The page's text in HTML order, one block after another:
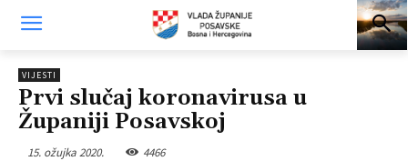
VIJESTI
Prvi slučaj koronavirusa u
Županiji Posavskoj
15. ožujka 2020. 4466